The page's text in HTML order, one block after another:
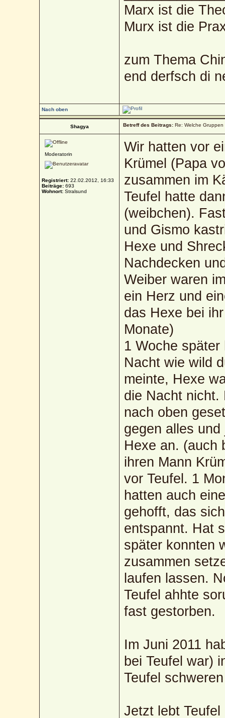
Marx ist die
Murx ist die
zum Thema
end derfsch di
Nach oben
Shagya Betreff des Beitrags: Re: Welche
Moderatorin
Registriert: 22.02.2012, 16:33
Beiträge: 693
Wohnort: Stralsund
Wir hatten vor
Krümel (Papa
zusammen im
Teufel hatte
(weibchen).
und Gismo
Hexe und
Nachdecken
Weiber waren
ein Herz und
das Hexe bei
Monate)
1 Woche
Nacht wie wild
meinte, Hexe
die Nacht nicht.
nach oben
gegen alles
Hexe an. (auch
ihren Mann
vor Teufel. 1
hatten auch
gehofft, das
entspannt. Hat
später konnten
zusammen
laufen lassen.
Teufel ahhte
fast gestorben.
Im Juni 2011
bei Teufel war)
Teufel
Jetzt lebt